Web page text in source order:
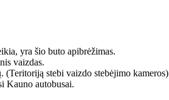
yra šio buto apibrėžimas.
vaizdas.
stebi vaizdo stebėjimo kameros)
Kauno autobusai.